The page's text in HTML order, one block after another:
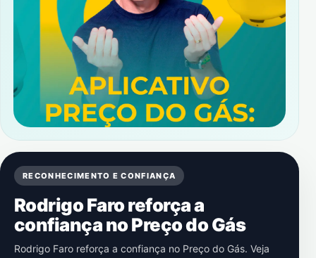
RECONHECIMENTO E CONFIANÇA
Rodrigo Faro reforça a
confiança no Preço do Gás
Rodrigo Faro reforça a confiança no Preço do Gás. Veja